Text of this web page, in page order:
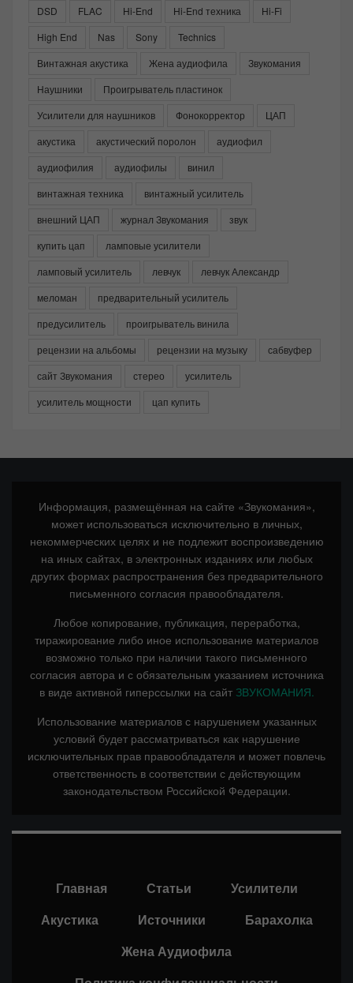
DSD FLAC Hi-End Hi-End техника
Hi-Fi
High End
Nas Sony
Technics
Винтажная акустика
Жена аудиофила
Звукомания
Наушники
Проигрыватель пластинок
Усилители для наушников
Фонокорректор
ЦАП
акустика
акустический поролон
аудиофил
аудиофилия
аудиофилы
винил
винтажная техника
винтажный усилитель
внешний ЦАП
журнал Звукомания
звук
купить цап
ламповые усилители
ламповый усилитель
левчук
левчук Александр
меломан
предварительный усилитель
предусилитель
проигрыватель винила
рецензии на альбомы
рецензии на музыку
сабвуфер
сайт Звукомания
стерео
усилитель
усилитель мощности
цап купить
Информация, размещённая на сайте «Звукомания»,
может использоваться исключительно в личных,
некоммерческих целях и не подлежит воспроизведению
на иных сайтах, в электронных изданиях или любых
других формах распространения без предварительного
письменного согласия правообладателя.
Любое копирование, публикация, переработка,
тиражирование либо иное использование материалов
возможно только при наличии такого письменного
согласия автора и с обязательным указанием источника
в виде активной гиперссылки на сайт ЗВУКОМАНИЯ.
Использование материалов с нарушением указанных
условий будет рассматриваться как нарушение
исключительных прав правообладателя и может повлечь
ответственность в соответствии с действующим
законодательством Российской Федерации.
Главная Статьи
Усилители
Акустика
Источники
Барахолка
Жена Аудиофила